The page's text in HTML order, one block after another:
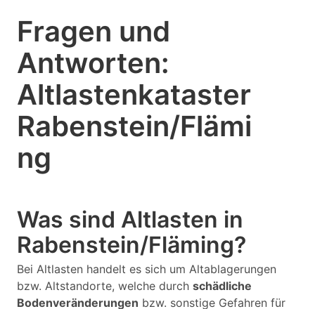
Fragen und
Antworten:
Altlastenkataster
Rabenstein/Flämi
ng
Was sind Altlasten in
Rabenstein/Fläming?
Bei Altlasten handelt es sich um Altablagerungen
bzw. Altstandorte, welche durch schädliche
Bodenveränderungen bzw. sonstige Gefahren für